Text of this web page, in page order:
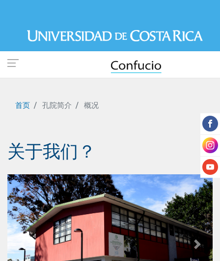
到
内
容
首页 孔院简介 概况
关于我们？
Previous Next